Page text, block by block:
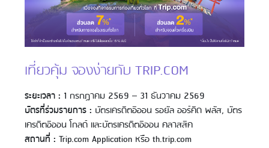
เที่ยวคุ้ม จองง่ายกับ TRIP.COM
ระยะเวลา : 1 กรกฏาคม 2569 – 31 ธันวาคม 2569
บัตรที่ร่วมรายการ : บัตรเครดิตอิออน รอยัล ออร์คิด พลัส, บัตร
เครดิตอิออน โกลด์ และบัตรเครดิตอิออน คลาสสิค
สถานที่ : Trip.com Application หรือ th.trip.com